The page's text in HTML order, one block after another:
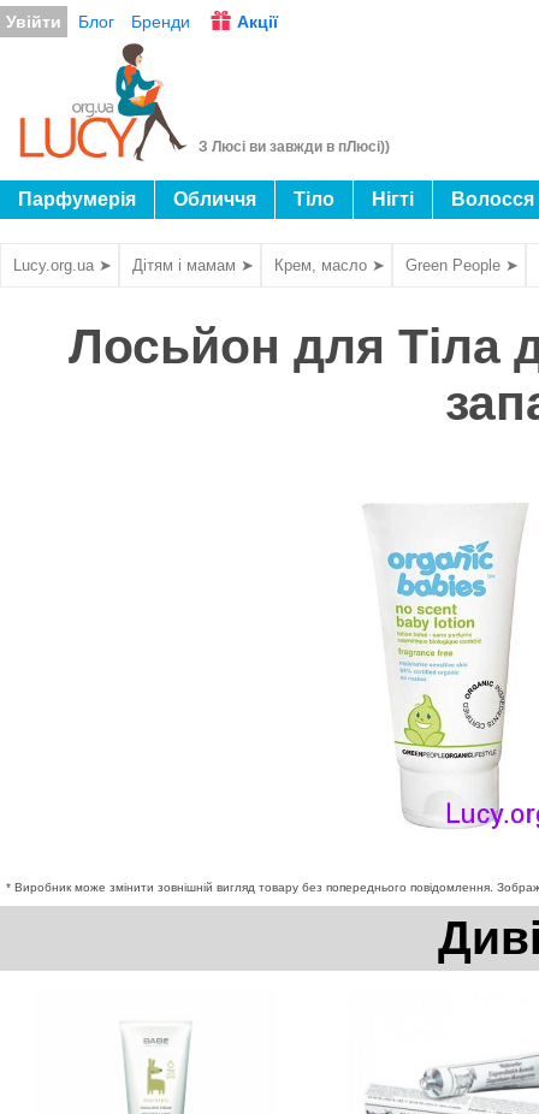
Увійти Блог Бренди Акції
З Люсі ви завжди в пЛюсі))
Парфумерія Обличчя Тіло Нігті Волосся
Lucy.org.ua ➤ Дітям і мамам ➤ Крем, масло ➤ Green People ➤
Лосьйон для Тіла
* Виробник може змінити зовнішній вигляд товару без попереднього повідомлення.